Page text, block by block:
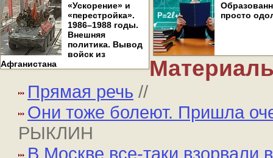
«Ускорение» и
«перестройка».
1986–1988 годы.
Внешняя
политика. Вывод
войск из
Афганистана
просто
Прямая речь //
Они тоже болеют. Пришла
РЫКЛИН
В Москве все-таки взорвали